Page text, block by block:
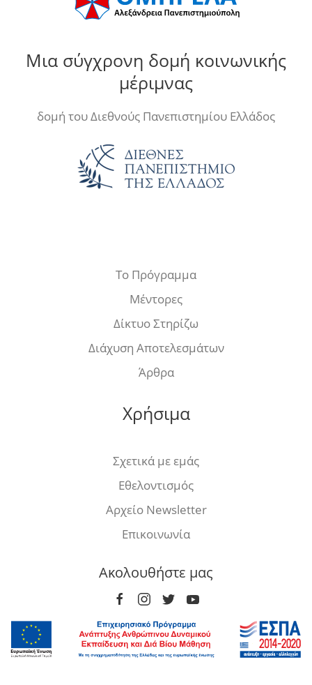
Μια σύγχρονη δομή κοινωνικής
μέριμνας
δομή του Διεθνούς Πανεπιστημίου Ελλάδος
Το Πρόγραμμα
Μέντορες
Δίκτυο Στηρίζω
Διάχυση Αποτελεσμάτων
Άρθρα
Χρήσιμα
Σχετικά με εμάς
Εθελοντισμός
Αρχείο Newsletter
Επικοινωνία
Ακολουθήστε μας